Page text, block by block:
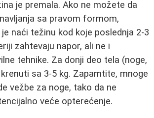
je premala. Ako ne možete da
sa pravom formom,
naći težinu kod koje poslednja 2-3
zahtevaju napor, ali ne i
tehnike. Za donji deo tela (noge,
sa 3-5 kg. Zapamtite, mnoge
vežbe za noge, tako da ne
veće opterećenje.